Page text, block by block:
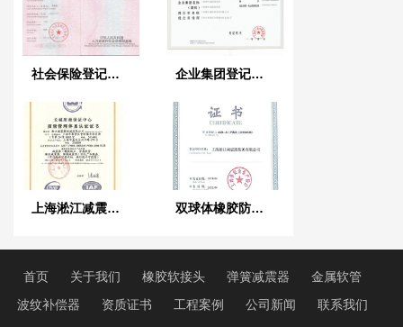
社会保险登记证书 企业集团登记证书
上海淞江减震器集团有限公司IS0 9001证书 双球体橡胶防震接头安装技巧讲解
首页 关于我们 橡胶软接头 弹簧减震器
金属软管
波纹补偿器
资质证书 工程案例 公司新闻 联系我们